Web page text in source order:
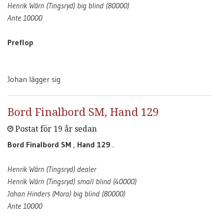
Henrik Wärn (Tingsryd) big blind (80000)
Ante 10000
Preflop
Johan lägger sig
Bord Finalbord SM, Hand 129
Postat för 19 år sedan
Bord Finalbord SM , Hand 129 .
Henrik Wärn (Tingsryd) dealer
Henrik Wärn (Tingsryd) small blind (40000)
Johan Hinders (Mora) big blind (80000)
Ante 10000